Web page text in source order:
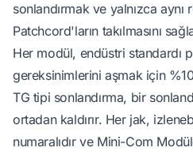
sonlandırmak ve yalnızca
Patchcord'ların takılmasını
Her modül, endüstri standardı
gereksinimlerini aşmak için
TG tipi sonlandırma, bir
ortadan kaldırır. Her jak,
numaralıdır ve Mini-Com